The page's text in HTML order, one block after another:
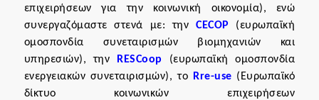
επιχειρήσεων για την κοινωνική οικονομία), ενώ
συνεργαζόμαστε στενά με: τηνCECOP
(ευρωπαϊκή
ομοσπονδία συνεταιρισμών βιομηχανιών και
υπηρεσιών), την
RESCoop
(ευρωπαϊκή ομοσπονδία
ενεργειακών συνεταιρισμών), το
Rre-use (Ευρωπαϊκό
δίκτυο κοινωνικών επιχειρήσεων